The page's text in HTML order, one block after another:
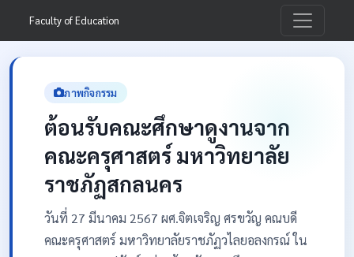
Faculty of Education
ภาพกิจกรรม
ต้อนรับคณะศึกษาดูงานจาก
คณะครุศาสตร์ มหาวิทยาลัย
ราชภัฏสกลนคร
วันที่ 27 มีนาคม 2567 ผศ.จิตเจริญ ศรขวัญ คณบดี
คณะครุศาสตร์ มหาวิทยาลัยราชภัฏวไลยอลงกรณ์ ใน